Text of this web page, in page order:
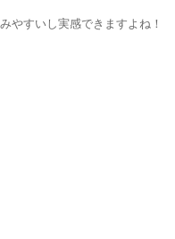
やすいし実感できますよね！